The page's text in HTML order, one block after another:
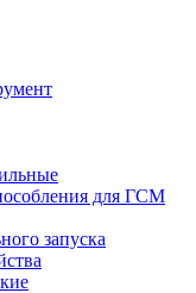
для ГСМ
запуска